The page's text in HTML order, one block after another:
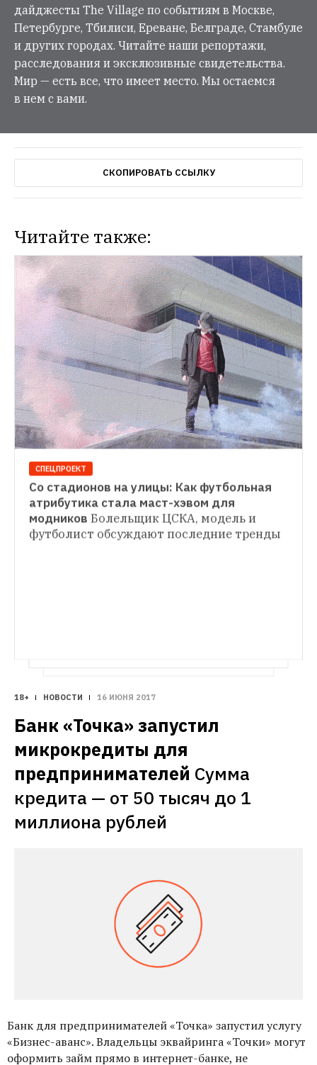
дайджесты The Village по событиям в Москве,
Петербурге, Тбилиси, Ереване, Белграде, Стамбуле
и других городах. Читайте наши репортажи,
расследования и эксклюзивные свидетельства.
Мир — есть все, что имеет место. Мы остаемся
в нем с вами.
СКОПИРОВАТЬ ССЫЛКУ
Читайте также:
ГОРОД
Как Петербург будет жить во время Кубка
НА МЕСТЕ
Как живут кварталы неслучившейся
реновации в Петербурге Жильцы
хрущевок в Московском районе, которые
CПЕЦПРОЕКТ
Со стадионов на улицы: Как футбольная
атрибутика стала маст-хэвом для
модников Болельщик ЦСКА, модель и
футболист обсуждают последние тренды
18+ НОВОСТИ 16 ИЮНЯ 2017
Банк «Точка» запустил
микрокредиты для
предпринимателей Сумма
кредита — от 50 тысяч до 1
миллиона рублей
Банк для предпринимателей «Точка» запустил услугу
«Бизнес-аванс». Владельцы эквайринга «Точки» могут
оформить займ прямо в интернет-банке, не